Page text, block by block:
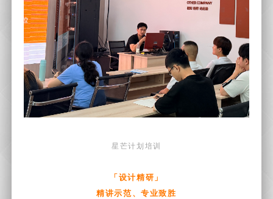
星芒计划培训
「设计精研」
精讲示范、专业致胜